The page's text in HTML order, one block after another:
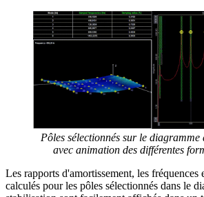
Pôles sélectionnés sur le
avec animation des différentes
Les rapports d'amortissement, les fréquences
calculés pour les pôles sélectionnés dans le